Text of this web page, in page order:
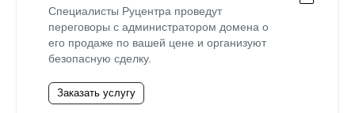
Специалисты Руцентра проведут
переговоры с администратором домена о
его продаже по вашей цене и организуют
безопасную сделку.
Заказать услугу